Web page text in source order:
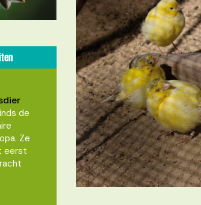
de
Ze
eerst